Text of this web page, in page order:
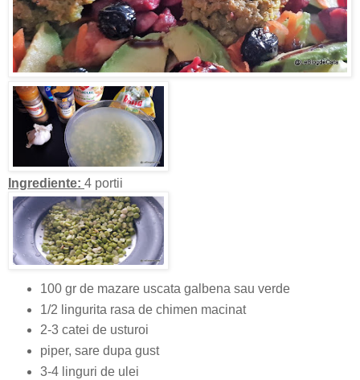
Ingrediente: 4 portii
100 gr de mazare uscata galbena sau verde
1/2 lingurita rasa de chimen macinat
2-3 catei de usturoi
piper, sare dupa gust
3-4 linguri de ulei